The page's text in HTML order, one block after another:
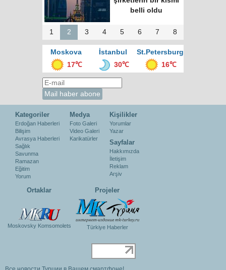
Kahvesi Gecesi”
düzenlendi
1 2 3 4 5 6 7 8
Moskova İstanbul
St.Petersburg
17℃
30℃ 16℃
Kategoriler
Erdoğan Haberleri
Bilişim
Avrasya Haberleri
Sağlık
Savunma
Ramazan
Eğitim
Yorum
Medya
Foto Galeri
Video Galeri
Karikatürler
Kişilikler
Yorumlar
Yazar
Sayfalar
Hakkımızda
İletişim
Reklam
Arşiv
Ortaklar
Moskovsky Komsomolets
Projeler
Türkiye Haberler